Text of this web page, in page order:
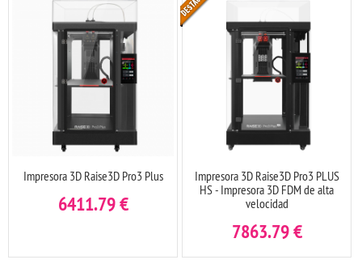
Impresora 3D Raise3D Pro3 Plus
6411.79€
Impresora 3D Raise3D Pro3 PLUS
HS - Impresora 3D FDM de alta
velocidad
7863.79€